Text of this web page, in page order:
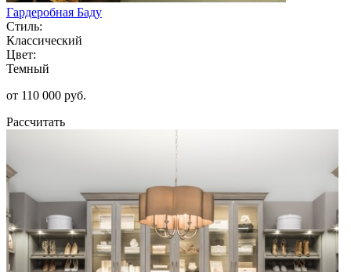
Гардеробная Баду
Стиль:
Классический
Цвет:
Темный
от 110 000 руб.
Рассчитать